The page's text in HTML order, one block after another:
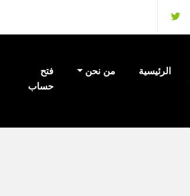
الرئيسية من نحن
فتح
حساب